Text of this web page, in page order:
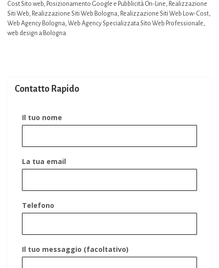
Cost Sito web, Posizionamento Google e Pubblicità On-Line, Realizzazione
Siti Web, Realizzazione Siti Web Bologna, Realizzazione Siti Web Low-Cost,
Web Agency Bologna, Web Agency Specializzata Sito Web Professionale,
web design a Bologna
Contatto Rapido
Il tuo nome
La tua email
Telefono
Il tuo messaggio (facoltativo)